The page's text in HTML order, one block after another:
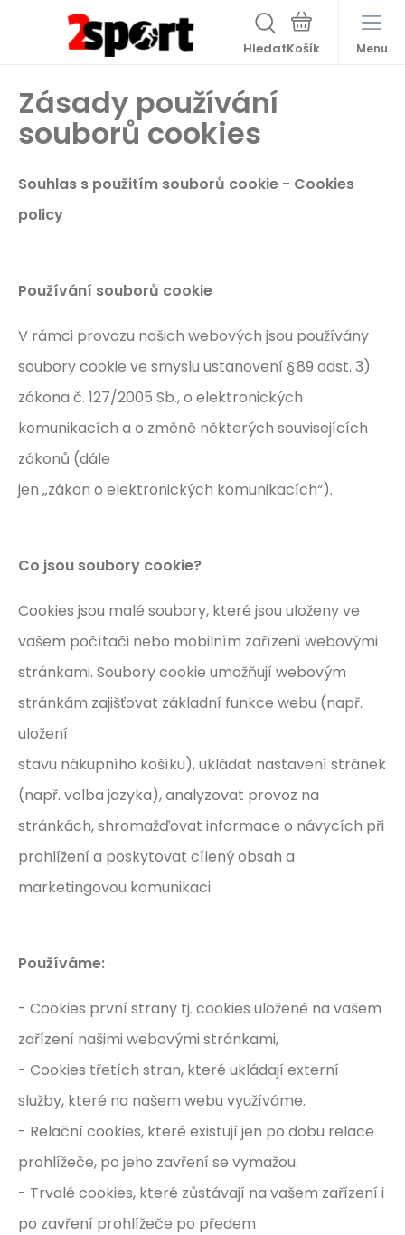
Hledat Menu
Zásady používání
souborů cookies
Souhlas s použitím souborů cookie - Cookies
policy
Používání souborů cookie
V rámci provozu našich webových jsou používány
soubory cookie ve smyslu ustanovení § 89 odst. 3)
zákona č. 127/2005 Sb., o elektronických
komunikacích a o změně některých souvisejících
zákonů (dále
jen „zákon o elektronických komunikacích“).
Co jsou soubory cookie?
Cookies jsou malé soubory, které jsou uloženy ve
vašem počítači nebo mobilním zařízení webovými
stránkami. Soubory cookie umožňují webovým
stránkám zajišťovat základní funkce webu (např.
uložení
stavu nákupního košíku), ukládat nastavení stránek
(např. volba jazyka), analyzovat provoz na
stránkách, shromažďovat informace o návycích při
prohlížení a poskytovat cílený obsah a
marketingovou komunikaci.
Používáme:
- Cookies první strany tj. cookies uložené na vašem
zařízení našimi webovými stránkami,
- Cookies třetích stran, které ukládají externí
služby, které na našem webu využíváme.
- Relační cookies, které existují jen po dobu relace
prohlížeče, po jeho zavření se vymažou.
- Trvalé cookies, které zůstávají na vašem zařízení i
po zavření prohlížeče po předem